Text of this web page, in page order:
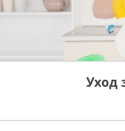
Уход